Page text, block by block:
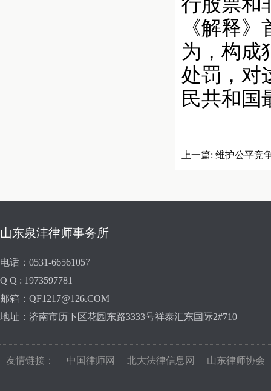
《解释
为，构成
处罚，对
民共和国
上一篇: 维护公平竞
山东泉沣律师事务所
电话：0531-66561057
Q Q : 1973597781
邮箱：QF1217@126.COM
地址：济南市历下区花园东路3333号祥泰汇东国际2#710
友情链接： 中国律师网 北大法律信息网 山东律师协会